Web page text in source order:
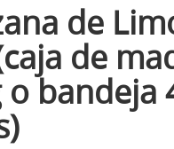
de
de
o bandeja